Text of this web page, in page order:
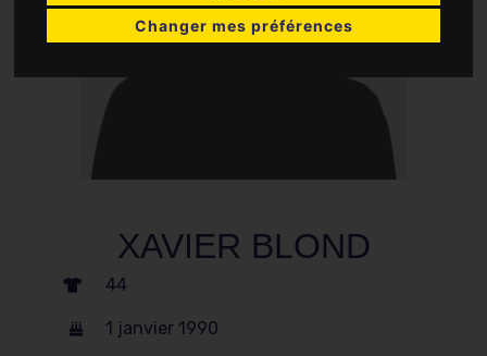
Changer mes préférences
XAVIER BLOND
44
1 janvier 1990